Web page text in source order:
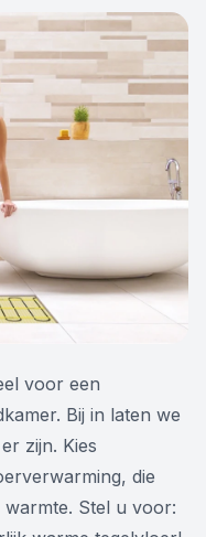
voor een
Bij in laten we
zijn. Kies
die
Stel u voor: